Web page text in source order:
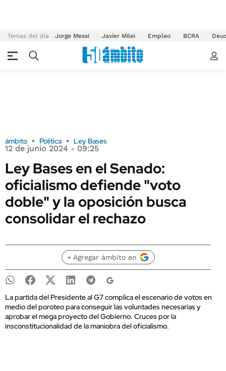
Temas del día Jorge Messi Javier Milei Empleo BCRA
ámbito Política Ley Bases
12 de junio 2024 - 09:25
Ley Bases en el Senado:
oficialismo defiende "voto
doble" y la oposición busca
consolidar el rechazo
+ Agregar ámbito en
La partida del Presidente al G7 complica el escenario de votos en
medio del poroteo para conseguir las voluntades necesarias y
aprobar el mega proyecto del Gobierno. Cruces por la
insconstitucionalidad de la maniobra del oficialismo.